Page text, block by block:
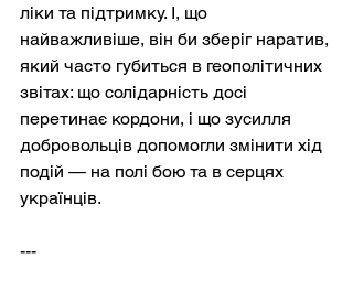
ліки та підтримку. І, що
найважливіше, він би зберіг наратив,
який часто губиться в геополітичних
звітах: що солідарність досі
перетинає кордони, і що зусилля
добровольців допомогли змінити хід
подій — на полі бою та в серцях
українців.
---